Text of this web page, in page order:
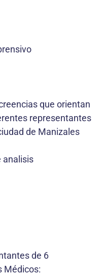
que orientan
representantes
de Manizales
analisis
de 6
Médicos: